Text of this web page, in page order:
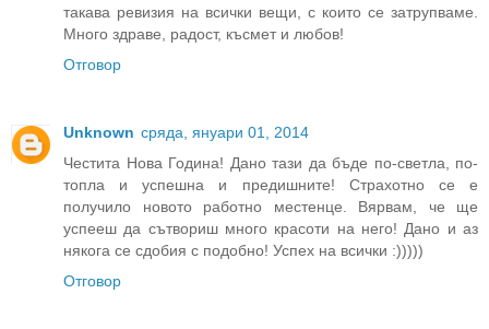
такава ревизия на всички вещи, с които се затрупваме.
Много здраве, радост, късмет и любов!
Отговор
Unknown сряда, януари 01, 2014
Честита Нова Година! Дано тази да бъде по-светла, по-
топла и успешна и предишните! Страхотно се е
получило новото работно местенце. Вярвам, че ще
успееш да сътвориш много красоти на него! Дано и аз
някога се сдобия с подобно! Успех на всички :)))))
Отговор